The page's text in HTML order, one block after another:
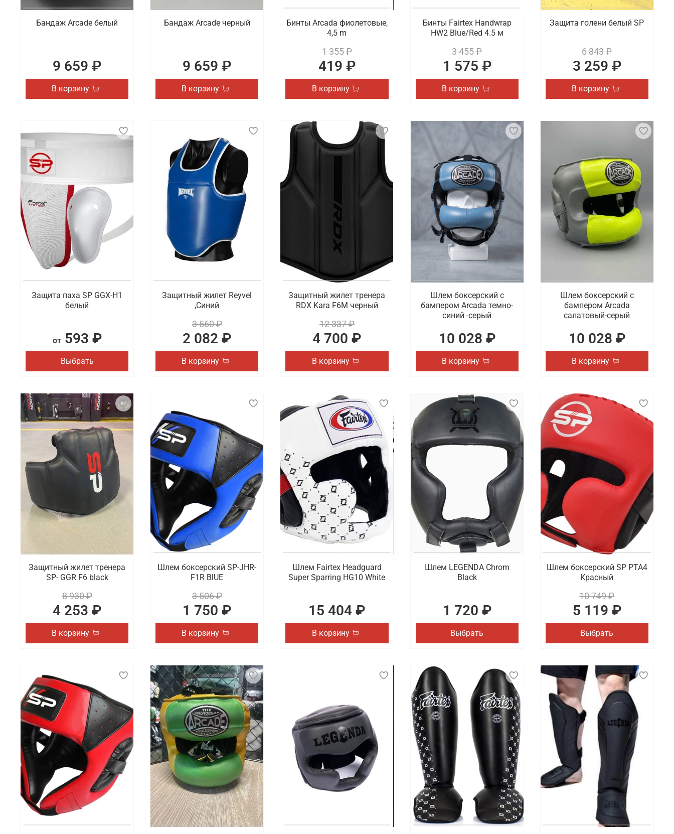
Бандаж Arcade белый
9 659 ₽
В корзину
Бандаж Arcade черный
9 659 ₽
В корзину
Бинты Arcada фиолетовые,
4,5 m
1 355 ₽
419 ₽
В корзину
Бинты Fairtex Handwrap
HW2 Blue/Red 4.5 м
3 455 ₽
1 575 ₽
В корзину
Защита голени белый SP
6 843 ₽
3 259 ₽
В корзину
Защита паха SP GGX-H1
белый
от593 ₽
Выбрать
Защитный жилет Reyvel
,Синий
3 560 ₽
2 082 ₽
В корзину
Защитный жилет тренера
RDX Kara F6M черный
12 337 ₽
4 700 ₽
В корзину
Шлем боксерский с
бампером Arcada темно-
синий -серый
10 028 ₽
В корзину
Шлем боксерский с
бампером Arcada
салатовый-серый
10 028 ₽
В корзину
Защитный жилет тренера
SP- GGR F6 black
8 930 ₽
4 253 ₽
В корзину
Шлем боксерский SP-JHR-
F1R BlUE
3 506 ₽
1 750 ₽
В корзину
Шлем Fairtex Headguard
Super Sparring HG10 White
15 404 ₽
В корзину
Шлем LEGENDA Chrom
Black
1 720 ₽
Выбрать
Шлем боксерский SP PTA4
Красный
10 749 ₽
5 119 ₽
Выбрать